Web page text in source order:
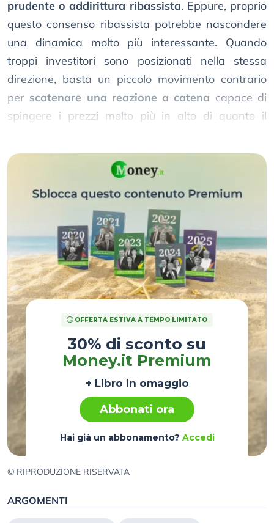
prudente o addirittura ribassista. Eppure, proprio
questo consenso ribassista potrebbe nascondere
una dinamica molto più interessante. Quando
troppi investitori sono posizionati nella stessa
direzione, basta un piccolo movimento contrario
per scatenare una reazione a catena capace di
spingere i prezzi molto più in alto di quanto il
OFFERTA ESTIVA A TEMPO LIMITATO
30% di sconto su
Money.it Premium
+ Libro in omaggio
Abbonati ora
Hai già un abbonamento? Accedi
© RIPRODUZIONE RISERVATA
ARGOMENTI